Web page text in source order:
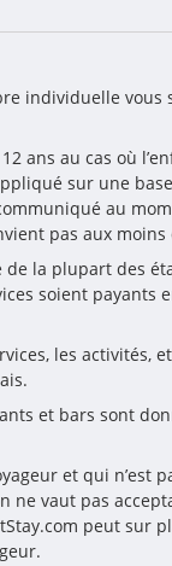
individuelle
ans au cas où
sur une
au
pas aux moins
la plupart des
soient
les
et bars sont
et qui n’est
vaut pas
peut sur